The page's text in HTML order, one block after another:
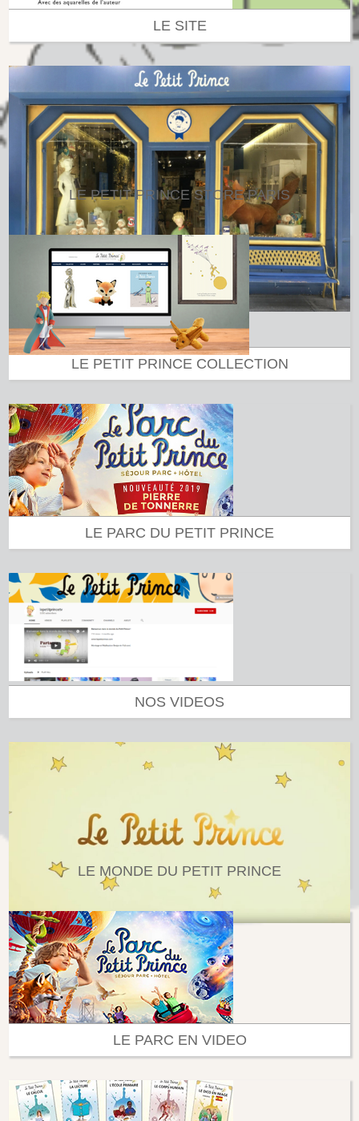
LE SITE
LE PETIT PRINCE STORE PARIS
LE PETIT PRINCE COLLECTION
LE PARC DU PETIT PRINCE
NOS VIDEOS
LE MONDE DU PETIT PRINCE
LE PARC EN VIDEO